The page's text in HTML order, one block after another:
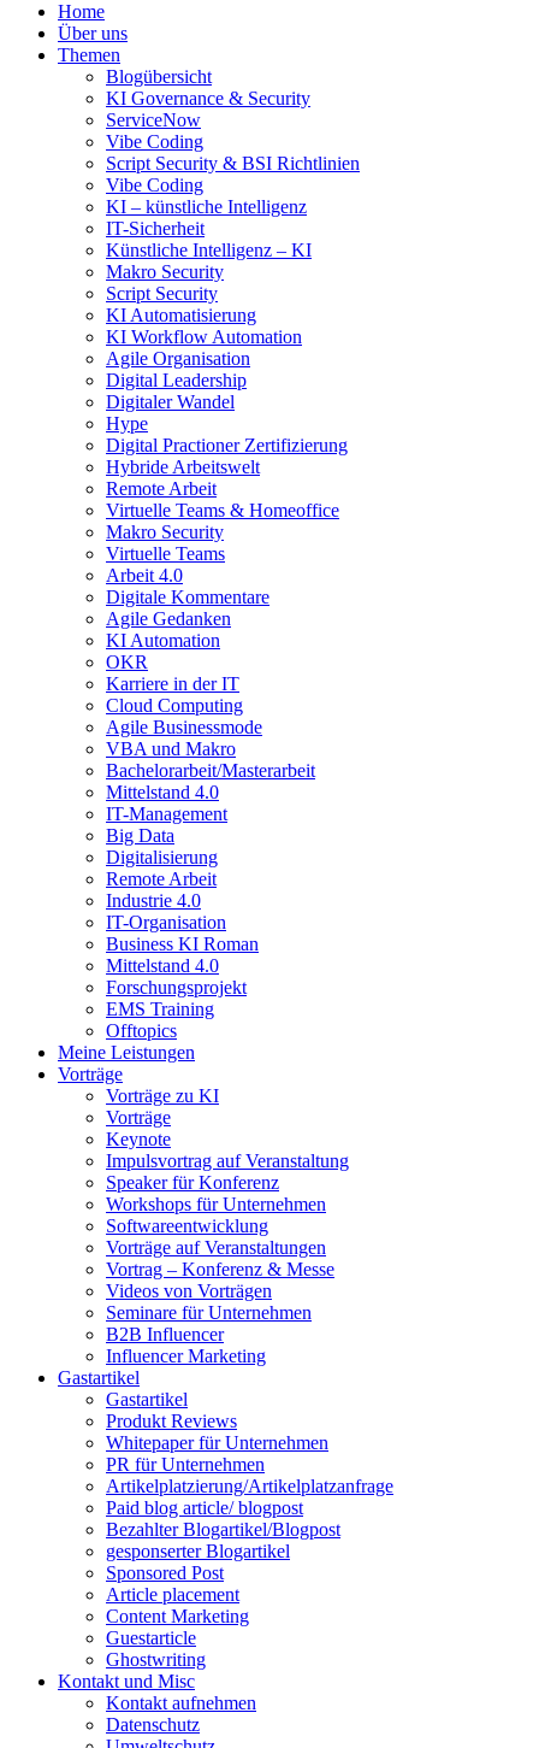
Home
Über uns
Themen
Blogübersicht
KI Governance & Security
ServiceNow
Vibe Coding
Script Security & BSI Richtlinien
Vibe Coding
KI – künstliche Intelligenz
IT-Sicherheit
Künstliche Intelligenz – KI
Makro Security
Script Security
KI Automatisierung
KI Workflow Automation
Agile Organisation
Digital Leadership
Digitaler Wandel
Hype
Digital Practioner Zertifizierung
Hybride Arbeitswelt
Remote Arbeit
Virtuelle Teams & Homeoffice
Makro Security
Virtuelle Teams
Arbeit 4.0
Digitale Kommentare
Agile Gedanken
KI Automation
OKR
Karriere in der IT
Cloud Computing
Agile Businessmode
VBA und Makro
Bachelorarbeit/Masterarbeit
Mittelstand 4.0
IT-Management
Big Data
Digitalisierung
Remote Arbeit
Industrie 4.0
IT-Organisation
Business KI Roman
Mittelstand 4.0
Forschungsprojekt
EMS Training
Offtopics
Meine Leistungen
Vorträge
Vorträge zu KI
Vorträge
Keynote
Impulsvortrag auf Veranstaltung
Speaker für Konferenz
Workshops für Unternehmen
Softwareentwicklung
Vorträge auf Veranstaltungen
Vortrag – Konferenz & Messe
Videos von Vorträgen
Seminare für Unternehmen
B2B Influencer
Influencer Marketing
Gastartikel
Gastartikel
Produkt Reviews
Whitepaper für Unternehmen
PR für Unternehmen
Artikelplatzierung/Artikelplatzanfrage
Paid blog article/ blogpost
Bezahlter Blogartikel/Blogpost
gesponserter Blogartikel
Sponsored Post
Article placement
Content Marketing
Guestarticle
Ghostwriting
Kontakt und Misc
Kontakt aufnehmen
Datenschutz